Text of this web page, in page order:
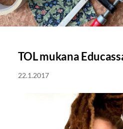
TOL mukana
22.1.2017